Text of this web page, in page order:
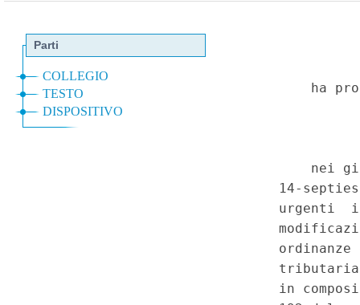
anche sul piano
questioni. - Decreto-legge
3, comma 14-septies,
legge 21 febbraio 2025, n.
Convenzione per la
delle liberta' fondamentali,
Speciale - Corte